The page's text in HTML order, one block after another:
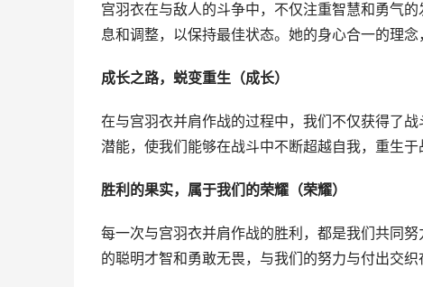
宫羽衣在与敌人的斗争中，不仅注重智慧和勇气
息和调整，以保持最佳状态。她的身心合一的理念
成长之路，蜕变重生（成长）
在与宫羽衣并肩作战的过程中，我们不仅获得了
潜能，使我们能够在战斗中不断超越自我，重生于
胜利的果实，属于我们的荣耀（荣耀）
每一次与宫羽衣并肩作战的胜利，都是我们共同
的聪明才智和勇敢无畏，与我们的努力与付出交织